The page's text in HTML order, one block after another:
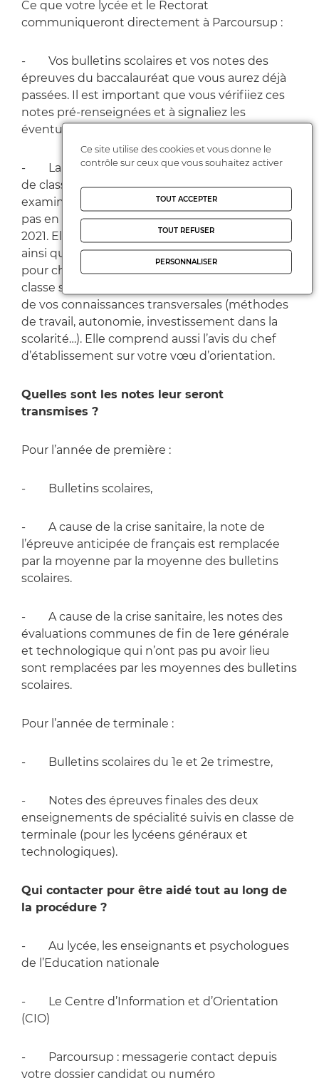
Ce que votre lycée et le Rectorat
communiqueront directement à Parcoursup :
- Vos bulletins scolaires et vos notes des
épreuves du baccalauréat que vous aurez déjà
passées. Il est important que vous vérifiiez ces
notes pré-renseignées et à signaliez les
éventuelles erreurs.
- La fiche Avenir éditée à l’issue du 2e conseil
de classe de l’année de terminale qui aura
examiné chacun de vos vœux. Vous ne pourrez
pas en prendre connaissance avant le 27 mai
2021. Elle contient vos notes et appréciations
ainsi que votre positionnement dans la classe
pour chaque discipline, l’avis du conseil de
classe sur ce vœu, des éléments d’appréciation
de vos connaissances transversales (méthodes
de travail, autonomie, investissement dans la
scolarité…). Elle comprend aussi l’avis du chef
d’établissement sur votre vœu d’orientation.
Quelles sont les notes leur seront
transmises ?
Pour l’année de première :
- Bulletins scolaires,
- A cause de la crise sanitaire, la note de
l’épreuve anticipée de français est remplacée
par la moyenne par la moyenne des bulletins
scolaires.
- A cause de la crise sanitaire, les notes des
évaluations communes de fin de 1ere générale
et technologique qui n’ont pas pu avoir lieu
sont remplacées par les moyennes des bulletins
scolaires.
Pour l’année de terminale :
- Bulletins scolaires du 1e et 2e trimestre,
- Notes des épreuves finales des deux
enseignements de spécialité suivis en classe de
terminale (pour les lycéens généraux et
technologiques).
Qui contacter pour être aidé tout au long de
la procédure ?
- Au lycée, les enseignants et psychologues
de l’Education nationale
- Le Centre d’Information et d’Orientation
(CIO)
- Parcoursup : messagerie contact depuis
votre dossier candidat ou numéro
Ce site utilise des cookies et vous donne le
contrôle sur ceux que vous souhaitez activer
TOUT ACCEPTER
TOUT REFUSER
PERSONNALISER